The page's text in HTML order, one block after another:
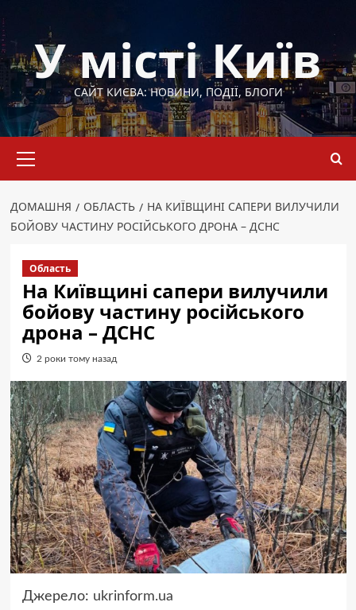
до
вмістуУ місті Київ
САЙТ КИЄВА: НОВИНИ, ПОДІЇ, БЛОГИ
меню
ДОМАШНЯ ОБЛАСТЬ
НА КИЇВЩИНІ САПЕРИ ВИЛУЧИЛИ
БОЙОВУ ЧАСТИНУ РОСІЙСЬКОГО ДРОНА – ДСНС
Область
На Київщині сапери вилучили
бойову частину російського
дрона – ДСНС
2 роки тому назад
Джерело: ukrinform.ua